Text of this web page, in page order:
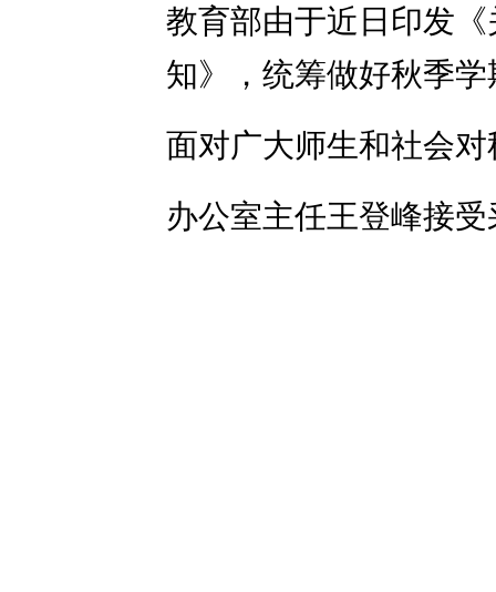
教育部由于近日印发
知》，统筹做好秋季
面对广大师生和社会
办公室主任王登峰接